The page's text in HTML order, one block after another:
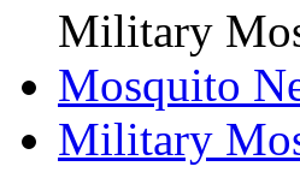
Military
Mosquito
Military